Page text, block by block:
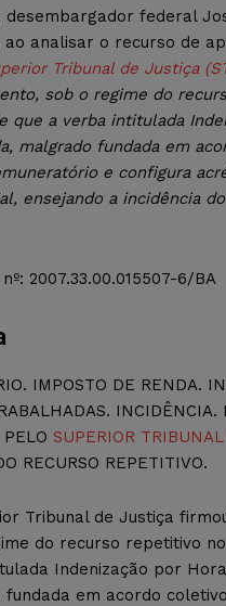
desembargador federal
ao analisar o recurso de
Tribunal de Justiça
sob o regime do
que a verba intitulada
malgrado fundada em
e configura
ensejando a incidência
2007.33.00.015507-6/BA
IMPOSTO DE RENDA.
SUPERIOR
RECURSO REPETITIVO.
Tribunal de Justiça
do recurso repetitivo
Indenização por
fundada em acordo